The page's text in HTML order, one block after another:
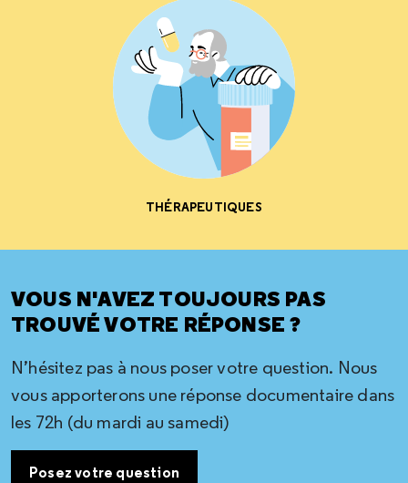
THÉRAPEUTIQUES
VOUS N'AVEZ TOUJOURS PAS
TROUVÉ VOTRE RÉPONSE ?
N’hésitez pas à nous poser votre question. Nous
vous apporterons une réponse documentaire dans
les 72h (du mardi au samedi)
Posez votre question